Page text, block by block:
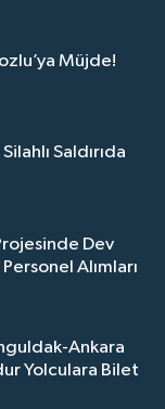
Müjde!
Saldırıda
Dev
Alımları
Ankara
Yolculara Bilet